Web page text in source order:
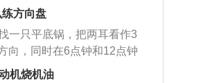
直接将杂物给取出来，如果
较严重，也可以采取应急措
、直接利用木棍将所有的
管里面的位置处，然后将
解开，就可以将堵塞的东
方向盘
一只平底锅，把两耳看作3
向，同时在6点钟和12点钟
标记。 <&list>2、双手握住
机烧机油